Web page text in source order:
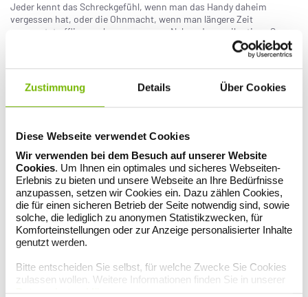
Zustimmung Details Über Cookies
Diese Webseite verwendet Cookies
Wir verwenden bei dem Besuch auf unserer Website
Cookies. Um Ihnen ein optimales und sicheres Webseiten-
Erlebnis zu bieten und unsere Webseite an Ihre Bedürfnisse
anzupassen, setzen wir Cookies ein. Dazu zählen Cookies,
die für einen sicheren Betrieb der Seite notwendig sind, sowie
solche, die lediglich zu anonymen Statistikzwecken, für
Komforteinstellungen oder zur Anzeige personalisierter Inhalte
genutzt werden.
Bitte entscheiden Sie selbst, für welche Zwecke Sie Cookies
zulassen wollen. Weitere Informationen finden Sie in unserer
Datenschutzerklärung.
Jeder kennt das Schreckgefühl, wenn man das Handy daheim
vergessen hat, oder die Ohnmacht, wenn man längere Zeit
unerwartet offline auskommen muss. Neben der panikartigen Sorge
darüber, was man während dieser Unerreichbarkeit verpassen wird,
kommt schnell das Gefühl auf, ausgeliefert zu sein: einer lähmenden
Langeweile.
Gibt es die „tödliche Langeweile“?
tödlicher Langeweile. Wie passt das zusammen mit der Erkenntnis,
dass Langeweile kreativ macht? Der Unterschied liegt in der Dauer,
der Intensität sowie in der Freiwilligkeit und Selbstmotivation.
Psychologen unterscheiden die situative und die existenzielle
Langeweile. Wer tagein, tagaus keine Aufgabe hat und sich selbst
auch keine schafft, dem kann buchstäblich „sterbenslangweilig“
werden.
sich zu Tode sorgen; solche, die sich zu Tode